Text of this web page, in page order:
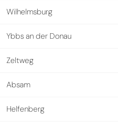
Wilhelmsburg
Ybbs an der Donau
Zeltweg
Absam
Helfenberg